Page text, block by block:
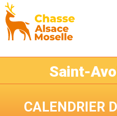
Saint-
CALENDRIER
Cookies management panel